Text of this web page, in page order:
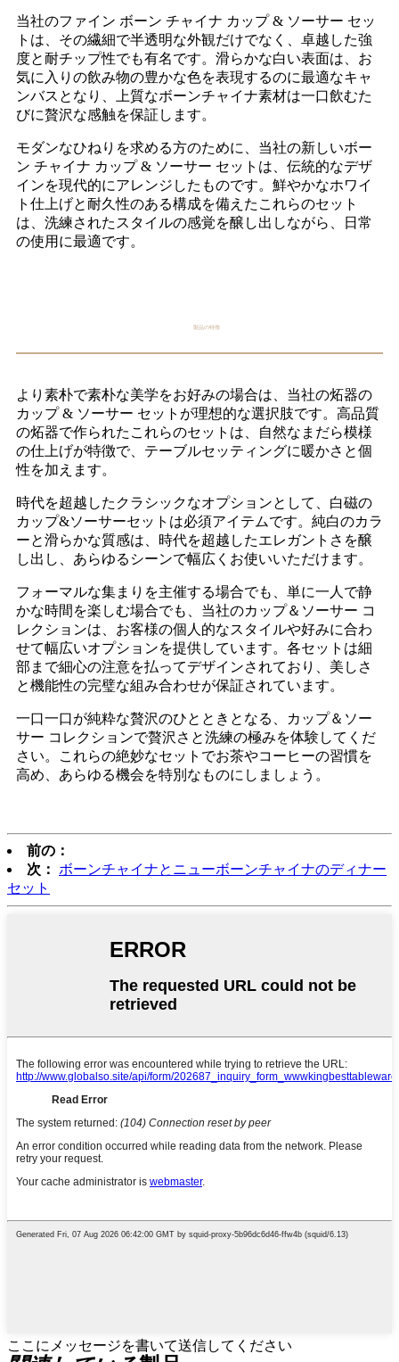
当社のファイン ボーン チャイナ カップ & ソーサー セッ
トは、その繊細で半透明な外観だけでなく、卓越した強
度と耐チップ性でも有名です。滑らかな白い表面は、お
気に入りの飲み物の豊かな色を表現するのに最適なキャ
ンバスとなり、上質なボーンチャイナ素材は一口飲むた
びに贅沢な感触を保証します。
モダンなひねりを求める方のために、当社の新しいボー
ン チャイナ カップ & ソーサー セットは、伝統的なデザ
インを現代的にアレンジしたものです。鮮やかなホワイ
ト仕上げと耐久性のある構成を備えたこれらのセット
は、洗練されたスタイルの感覚を醸し出しながら、日常
の使用に最適です。
製品の特徴
より素朴で素朴な美学をお好みの場合は、当社の炻器の
カップ & ソーサー セットが理想的な選択肢です。高品質
の炻器で作られたこれらのセットは、自然なまだら模様
の仕上げが特徴で、テーブルセッティングに暖かさと個
性を加えます。
時代を超越したクラシックなオプションとして、白磁の
カップ&ソーサーセットは必須アイテムです。純白のカラ
ーと滑らかな質感は、時代を超越したエレガントさを醸
し出し、あらゆるシーンで幅広くお使いいただけます。
フォーマルな集まりを主催する場合でも、単に一人で静
かな時間を楽しむ場合でも、当社のカップ＆ソーサー コ
レクションは、お客様の個人的なスタイルや好みに合わ
せて幅広いオプションを提供しています。各セットは細
部まで細心の注意を払ってデザインされており、美しさ
と機能性の完璧な組み合わせが保証されています。
一口一口が純粋な贅沢のひとときとなる、カップ＆ソー
サー コレクションで贅沢さと洗練の極みを体験してくだ
さい。これらの絶妙なセットでお茶やコーヒーの習慣を
高め、あらゆる機会を特別なものにしましょう。
前の：
次：
ボーンチャイナとニューボーンチャイナのディナー
セット
ここにメッセージを書いて送信してください